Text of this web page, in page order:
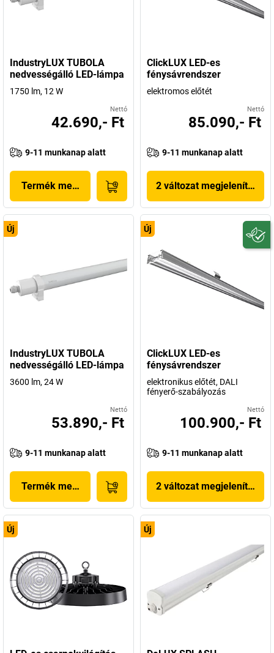
IndustryLUX TUBOLA
nedvességálló LED-lámpa
1750 lm, 12 W
Nettó
42.690,- Ft
9-11 munkanap alatt
Termék megjelenítése
ClickLUX LED-es
fénysávrendszer
elektromos előtét
Nettó
85.090,- Ft
9-11 munkanap alatt
2 változat megjelenítése
Új
IndustryLUX TUBOLA
nedvességálló LED-lámpa
3600 lm, 24 W
Nettó
53.890,- Ft
9-11 munkanap alatt
Termék megjelenítése
Új
ClickLUX LED-es
fénysávrendszer
elektronikus előtét, DALI
fényerő-szabályozás
Nettó
100.900,- Ft
9-11 munkanap alatt
2 változat megjelenítése
Új Új